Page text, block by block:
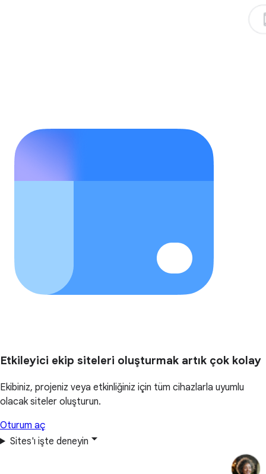
Etkileyici ekip siteleri oluşturmak artık çok kolay
Ekibiniz, projeniz veya etkinliğiniz için tüm cihazlarla uyumlu
olacak siteler oluşturun.
Oturum aç
Sites'ı işte deneyin